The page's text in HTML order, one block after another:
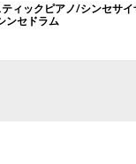
ィックピアノ/シンセサ
ンセドラム